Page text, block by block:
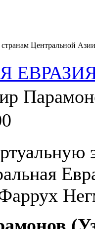
Центральной